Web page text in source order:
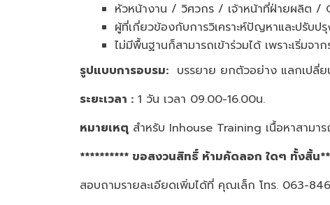
หัวหน้างาน / วิศวกร / เจ้าหน้าที่ฝ่ายผลิต /
ผู้ที่เกี่ยวข้องกับการวิเคราะห์ปัญหาและปรับ
ไม่มีพื้นฐานก็สามารถเข้าร่วมได้ เพราะเริ่มจ
รูปแบบการอบรม: บรรยาย ยกตัวอย่าง แลกเปลี่
ระยะเวลา : 1 วัน เวลา 09.00-16.00น.
หมายเหตุ สำหรับ Inhouse Training เนื้อหาสามา
********** ขอสงวนสิทธิ์ ห้ามคัดลอก ใดๆ ทั้งสิ้น
สอบถามรายละเอียดเพิ่มได้ที่ คุณเล็ก โทร. 063-